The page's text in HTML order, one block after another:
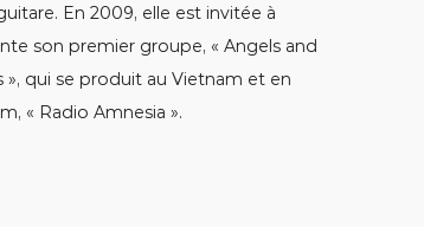
En 2009, elle est invitée à
son premier groupe, « Angels and
», qui se produit au Vietnam et en
« Radio Amnesia ».